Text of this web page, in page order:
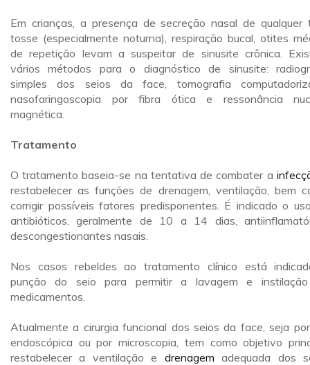
Em crianças, a presença de secreção nasal de qualquer
tosse (especialmente noturna), respiração bucal, otites
de repetição levam a suspeitar de sinusite crônica.
vários métodos para o diagnóstico de sinusite:
simples dos seios da face, tomografia
nasofaringoscopia por fibra ótica e ressonância
magnética.
Tratamento
O tratamento baseia-se na tentativa de combater a
restabelecer as funções de drenagem, ventilação, bem
corrigir possíveis fatores predisponentes. É indicado o
antibióticos, geralmente de 10 a 14 dias,
descongestionantes nasais.
Nos casos rebeldes ao tratamento clínico está
punção do seio para permitir a lavagem e
medicamentos.
Atualmente a cirurgia funcional dos seios da face, seja
endoscópica ou por microscopia, tem como objetivo
restabelecer a ventilação e drenagem adequada dos